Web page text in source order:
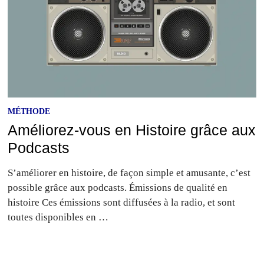
MÉTHODE
Améliorez-vous en Histoire grâce aux
Podcasts
S’améliorer en histoire, de façon simple et amusante, c’est
possible grâce aux podcasts. Émissions de qualité en
histoire Ces émissions sont diffusées à la radio, et sont
toutes disponibles en …